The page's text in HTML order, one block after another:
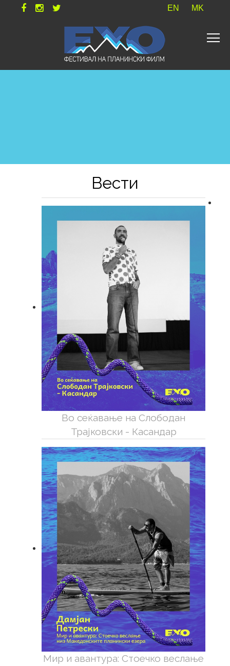
EN MK
Вести
Во сеќавање на Слободан
Трајковски - Касандар
Мир и авантура: Стоечко веслање